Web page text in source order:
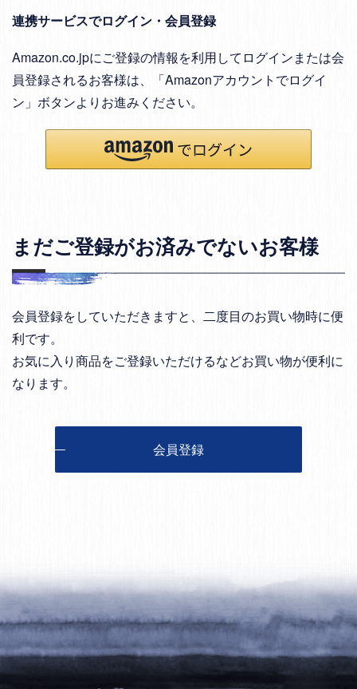
連携サービスでログイン・会員登録
Amazon.co.jpにご登録の情報を利用してログインまたは会
員登録されるお客様は、「Amazonアカウントでログイ
ン」ボタンよりお進みください。
まだご登録がお済みでないお客様
会員登録をしていただきますと、二度目のお買い物時に便
利です。
お気に入り商品をご登録いただけるなどお買い物が便利に
なります。
会員登録